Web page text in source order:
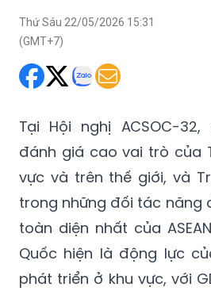
Thứ Sáu 22/05/2026 15:31
(GMT+7)
Tại Hội nghị ACSOC-32,
đánh giá cao vai trò của
vực và trên thế giới, và
trong những đối tác năng
toàn diện nhất của
Quốc hiện là động lực
phát triển ở khu vực, với